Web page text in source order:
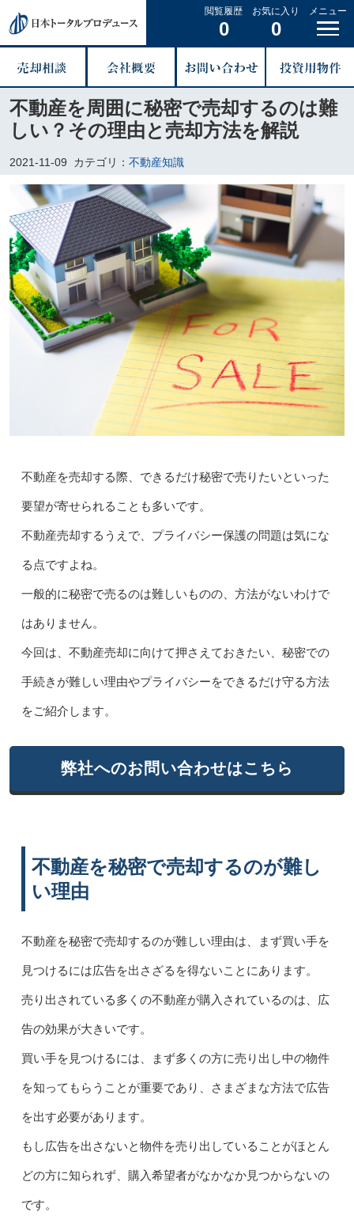
閲覧履歴
0
お気に入り
0
メニュー
不動産を周囲に秘密で売却するのは難
しい？その理由と売却方法を解説
2021-11-09 カテゴリ： 不動産知識
不動産を売却する際、できるだけ秘密で売りたいといった
要望が寄せられることも多いです。
不動産売却するうえで、プライバシー保護の問題は気にな
る点ですよね。
一般的に秘密で売るのは難しいものの、方法がないわけで
はありません。
今回は、不動産売却に向けて押さえておきたい、秘密での
手続きが難しい理由やプライバシーをできるだけ守る方法
をご紹介します。
弊社へのお問い合わせはこちら
不動産を秘密で売却するのが難し
い理由
不動産を秘密で売却するのが難しい理由は、まず買い手を
見つけるには広告を出さざるを得ないことにあります。
売り出されている多くの不動産が購入されているのは、広
告の効果が大きいです。
買い手を見つけるには、まず多くの方に売り出し中の物件
を知ってもらうことが重要であり、さまざまな方法で広告
を出す必要があります。
もし広告を出さないと物件を売り出していることがほとん
どの方に知られず、購入希望者がなかなか見つからないの
です。